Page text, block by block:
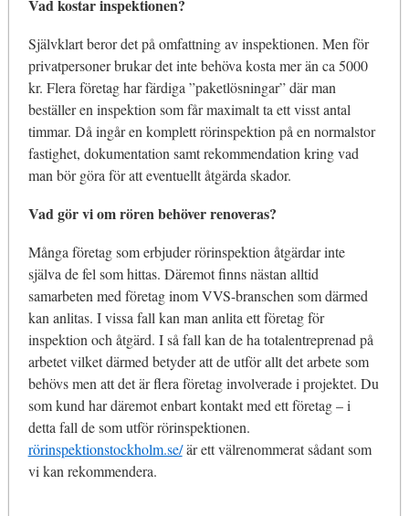
Vad kostar inspektionen?
Självklart beror det på omfattning av inspektionen. Men för
privatpersoner brukar det inte behöva kosta mer än ca 5000
kr. Flera företag har färdiga ”paketlösningar” där man
beställer en inspektion som får maximalt ta ett visst antal
timmar. Då ingår en komplett rörinspektion på en normalstor
fastighet, dokumentation samt rekommendation kring vad
man bör göra för att eventuellt åtgärda skador.
Vad gör vi om rören behöver renoveras?
Många företag som erbjuder rörinspektion åtgärdar inte
själva de fel som hittas. Däremot finns nästan alltid
samarbeten med företag inom VVS-branschen som därmed
kan anlitas. I vissa fall kan man anlita ett företag för
inspektion och åtgärd. I så fall kan de ha totalentreprenad på
arbetet vilket därmed betyder att de utför allt det arbete som
behövs men att det är flera företag involverade i projektet. Du
som kund har däremot enbart kontakt med ett företag – i
detta fall de som utför rörinspektionen.
rörinspektionstockholm.se/är ett välrenommerat sådant som
vi kan rekommendera.